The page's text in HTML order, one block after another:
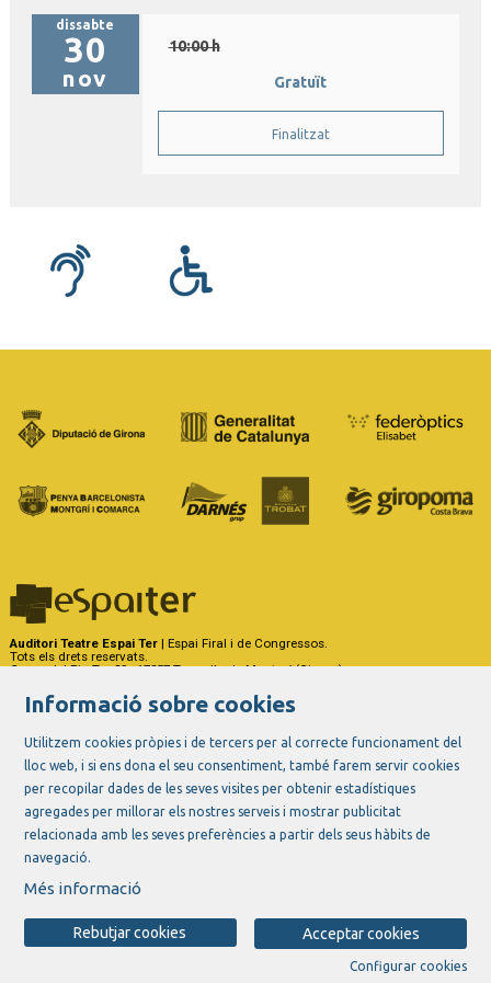
dissabte
30
nov
10:00 h
Gratuït
Finalitzat
Auditori Teatre Espai Ter | Espai Firal i de Congressos.
Tots els drets reservats.
Carrer del Riu Ter, 29 - 17257 Torroella de Montgrí (Girona)
Link a instagram
Link a youtube
Link a twitter
Link a facebook
Informació sobre cookies
Utilitzem cookies pròpies i de tercers per al correcte funcionament del
lloc web, i si ens dona el seu consentiment, també farem servir cookies
per recopilar dades de les seves visites per obtenir estadístiques
agregades per millorar els nostres serveis i mostrar publicitat
relacionada amb les seves preferències a partir dels seus hàbits de
navegació.
Més informació
Acceptar cookies
Rebutjar cookies
Configurar cookies